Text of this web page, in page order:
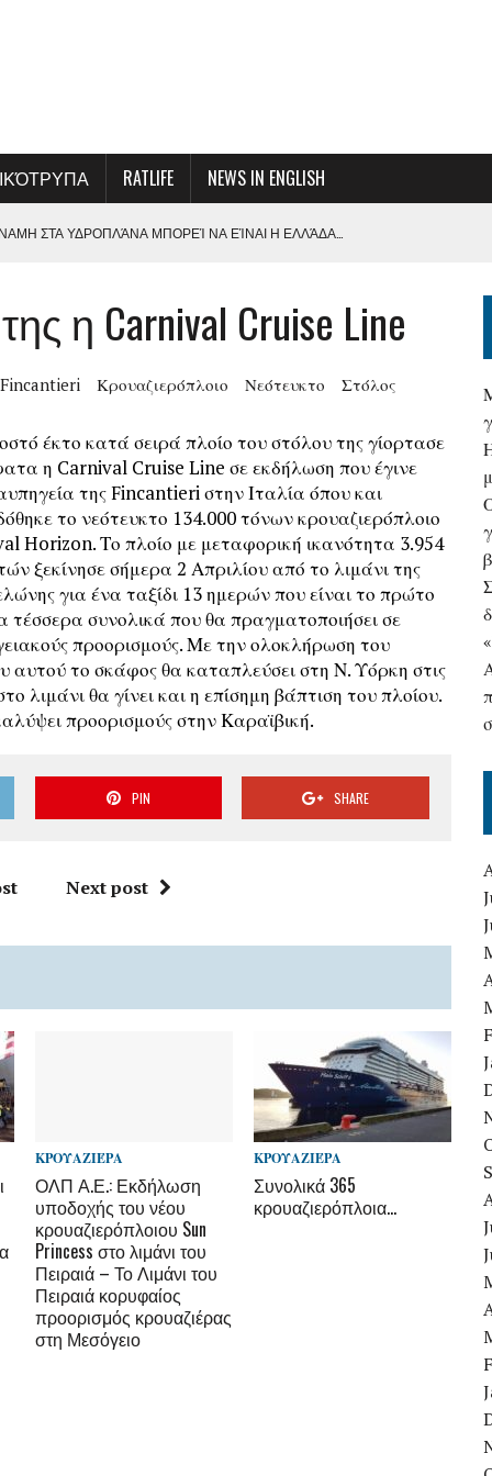
RATLIFE NEWS IN ENGLISH
ΣΤΑ ΥΔΡΟΠΛΆΝΑ ΜΠΟΡΕΊ ΝΑ ΕΊΝΑΙ Η ΕΛΛΆΔΑ…
ΤΗ ΔΙΟΊΚΗΣΗ ΤΗΣ ΟΛΠ Α.Ε.
ΑΠΟΦΆΣΕΩΝ-ΚΆΛΕΣΜΑ ΓΙΑ ΜΙΑ ΣΥΛΛΟΓΙΚΉ ΠΡΟΣΠΆΘΕΙΑ ΓΙΑ ΤΗ
ΠΡΏΤΗ ΓΡΑΜΜΉ ΕΝΌΣ ΑΚΉΡΥΧΤΟΥ ΠΟΛΈΜΟΥ
η Carnival Cruise Line
Fincantieri Κρουαζιερόπλοιο Νεότευκτο Στόλος
έκτο κατά σειρά πλοίο του στόλου της γίορτασε
η Carnival Cruise Line σε εκδήλωση που έγινε
της Fincantieri στην Ιταλία όπου και
το νεότευκτο 134.000 τόνων κρουαζιερόπλοιο
Horizon. Το πλοίο με μεταφορική ικανότητα 3.954
ξεκίνησε σήμερα 2 Απριλίου από το λιμάνι της
για ένα ταξίδι 13 ημερών που είναι το πρώτο
τέσσερα συνολικά που θα πραγματοποιήσει σε
προορισμούς. Με την ολοκλήρωση του
αυτού το σκάφος θα καταπλεύσει στη Ν. Υόρκη στις
λιμάνι θα γίνει και η επίσημη βάπτιση του πλοίου.
προορισμούς στην Καραϊβική.
PIN SHARE
Next post
ΚΡΟΥΑΖΙΈΡΑ
ΟΛΠ Α.Ε.: Εκδήλωση
υποδοχής του νέου
κρουαζιερόπλοιου Sun
Princess στο λιμάνι του
Πειραιά – Το Λιμάνι του
Πειραιά κορυφαίος
προορισμός κρουαζιέρας
στη Μεσόγειο
ΚΡΟΥΑΖΙΈΡΑ
Συνολικά 365
κρουαζιερόπλοια…